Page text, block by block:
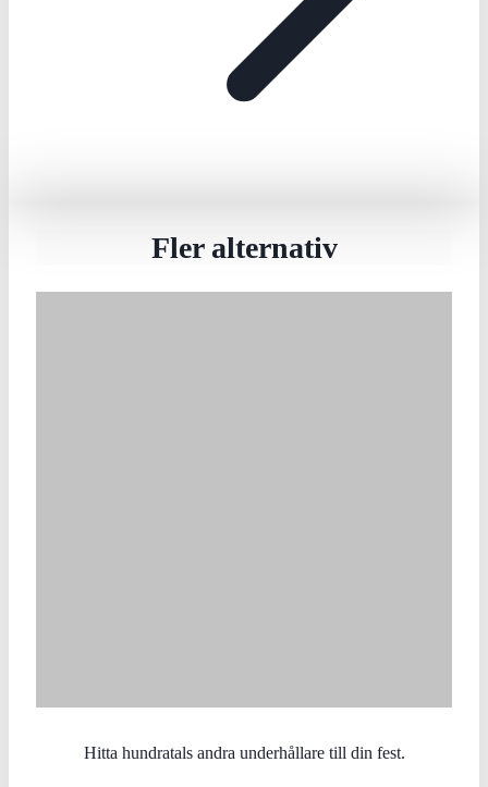
Fler alternativ
Hitta hundratals andra underhållare till din fest.